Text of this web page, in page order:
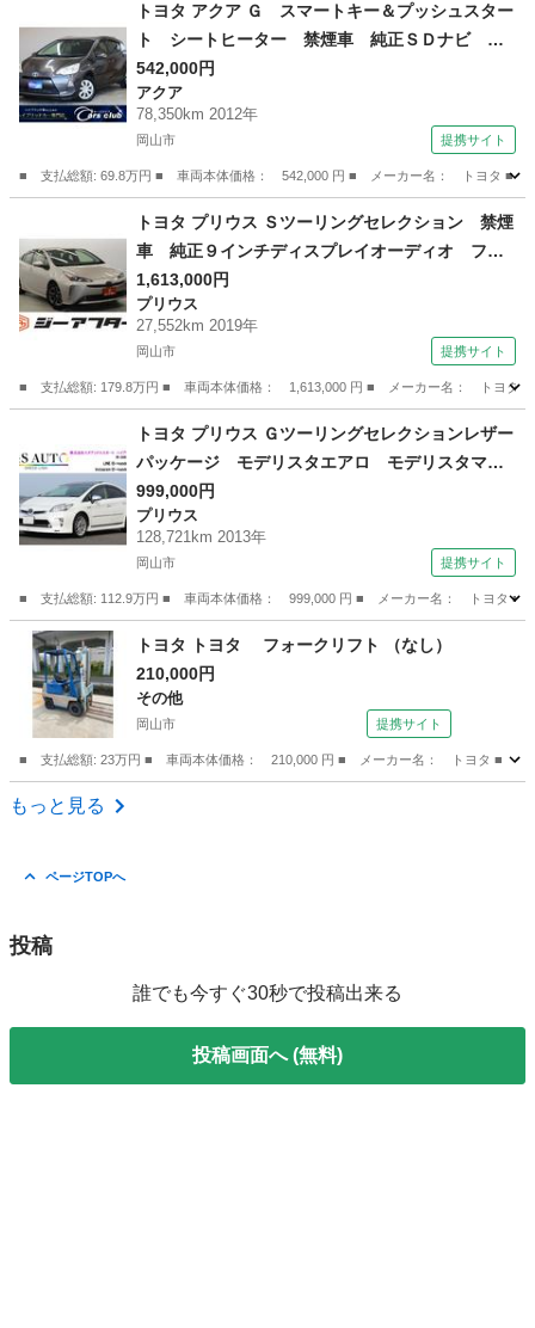
トヨタ アクア Ｇ スマートキー＆プッシュスター
ト シートヒーター 禁煙車 純正ＳＤナビ 地
デジＴＶ ＢＴ接続 バックカメラ ＥＴＣ ｎ
ａｎｏｅオートエアコン オートライト 純正１
５インチホイール 純正フロアマット前後 （車検
542,000円
アクア
78,350km 2012年
岡山市 提携サイト
■ 支払総額: 69.8万円 ■ 車両本体価格： 542,000 円 ■ メーカー名： トヨタ ■
アクア
トヨタ プリウス Ｓツーリングセレクション 禁煙
車 純正９インチディスプレイオーディオ フル
セグ バックカメラ トヨタセーフティーセン
ス アダプティブクルーズコントロール ハーフ
レザーシート シートヒーター ＬＥＤヘッドラ
1,613,000円
プリウス
27,552km 2019年
岡山市 提携サイト
■ 支払総額: 179.8万円 ■ 車両本体価格： 1,613,000 円 ■ メーカー名： トヨタ
プリウス
トヨタ プリウス Ｇツーリングセレクションレザー
パッケージ モデリスタエアロ モデリスタマフ
ラー サンルーフ 本革シート コーナーセンサ
ー レーダークルーズ ＰＣＳ ＨＵＤ パーキ
ングアシスト シートヒーター ＥＴＣ バック
カメラ Ｂｌｕｅｔｏｏｔｈ ＵＳＢ （車検整備
付）
999,000円
プリウス
128,721km 2013年
岡山市 提携サイト
■ 支払総額: 112.9万円 ■ 車両本体価格： 999,000 円 ■ メーカー名： トヨタ ■
岡山 岡山市 プリウス
トヨタ トヨタ フォークリフト （なし）
210,000円
その他
岡山市 提携サイト
■ 支払総額: 23万円 ■ 車両本体価格： 210,000 円 ■ メーカー名： トヨタ ■
岡山 岡山市
もっと見る
ページTOPへ
投稿
誰でも今すぐ30秒で投稿出来る
投稿画面へ (無料)